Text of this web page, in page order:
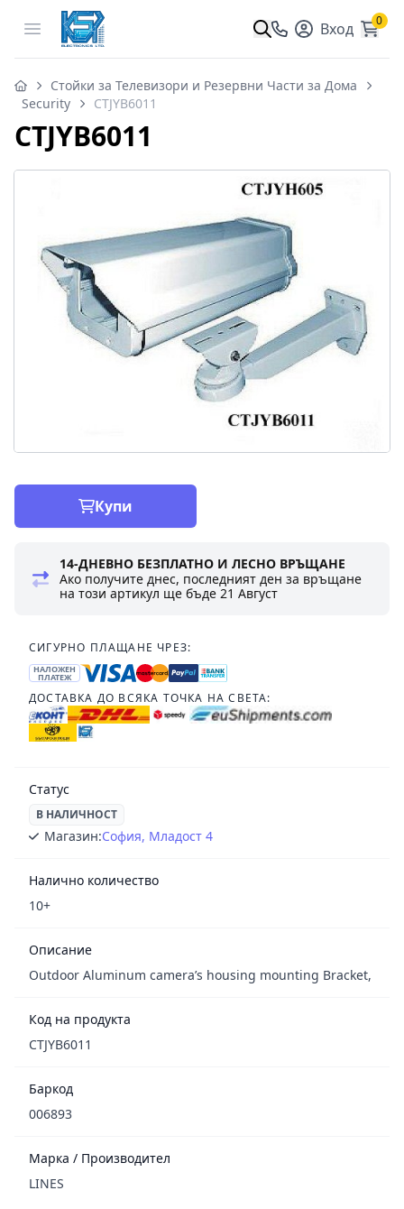
Open menu Вход 0
Стойки за Телевизори и Резервни Части за Дома
Security
CTJYB6011
CTJYB6011
Купи
14-ДНЕВНО БЕЗПЛАТНО И ЛЕСНО ВРЪЩАНЕ
Ако получите днес, последният ден за връщане
на този артикул ще бъде21 Август
СИГУРНО ПЛАЩАНЕ ЧРЕЗ:
НАЛОЖЕН
ПЛАТЕЖ
ДОСТАВКА ДО ВСЯКА ТОЧКА НА СВЕТА:
Статус
В НАЛИЧНОСТ
Магазин:София, Младост 4
Налично количество
10+
Описание
Outdoor Aluminum camera’s housing mounting Bracket,
Код на продукта
CTJYB6011
Баркод
006893
Марка / Производител
LINES